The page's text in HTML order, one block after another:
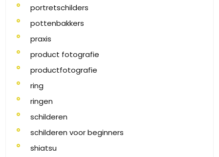
portretschilders
pottenbakkers
praxis
product fotografie
productfotografie
ring
ringen
schilderen
schilderen voor beginners
shiatsu